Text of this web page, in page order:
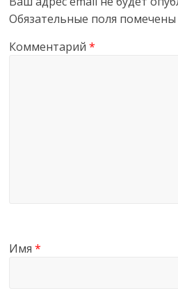
Обязательные поля
Комментарий*
Имя*